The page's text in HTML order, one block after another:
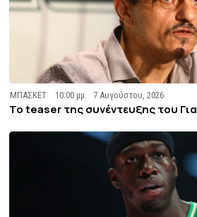
ΜΠΑΣΚΕΤ 10:00 μμ 7 Αυγούστου, 2026
To teaser της συνέντευξης του